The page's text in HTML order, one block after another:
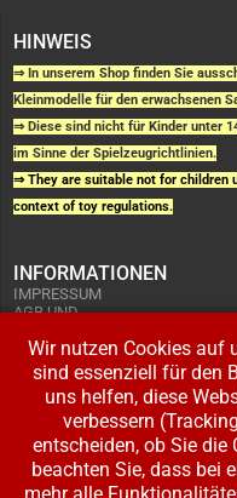
HINWEIS
⇒ In unserem Shop finden Sie
Kleinmodelle für den erwachsenen
⇒ Diese sind nicht für Kinder unter
im Sinne der Spielzeugrichtlinien.
⇒ They are suitable not for children
context of toy regulations.
INFORMATIONEN
IMPRESSUM
AGB UND
KUNDENINFORMATIONEN
DATENSCHUTZERKLÄRUNG
ZAHLUNG UND VERSAND
IHR KONTO
LOGIN
REGISTRIEREN
Wir nutzen Cookies auf
sind essenziell für den
uns helfen, diese
verbessern
entscheiden, ob Sie
beachten Sie, dass bei